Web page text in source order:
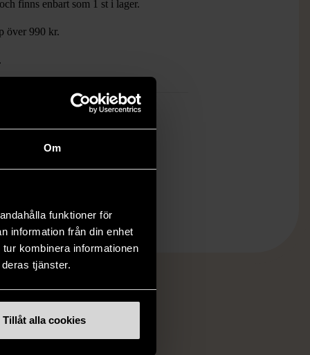
Om
funktioner för
information från din enhet
kombinera informationen
tjänster.
Tillåt alla cookies
finns enbart som 1 st i lager.
över 990 kr.